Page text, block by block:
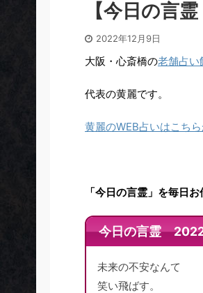
【今日の言
2022年12月9日
大阪・心斎橋の老舗占い
代表の黄麗です。
黄麗のWEB占いはこち
「今日の言霊」を毎日お
今日の言霊
未来の不安なんて
笑い飛ばす。